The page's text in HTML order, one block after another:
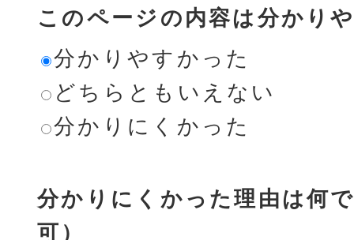
このページの内容は分かり
分かりやすかった
どちらともいえない
分かりにくかった
分かりにくかった理由は何
可）